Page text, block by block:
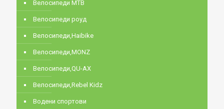
Велосипеди MTB
Велосипеди роуд
Велосипеди,Haibike
Велосипеди,MONZ
Велосипеди,QU-AX
Велосипеди,Rebel Kidz
Водени спортови